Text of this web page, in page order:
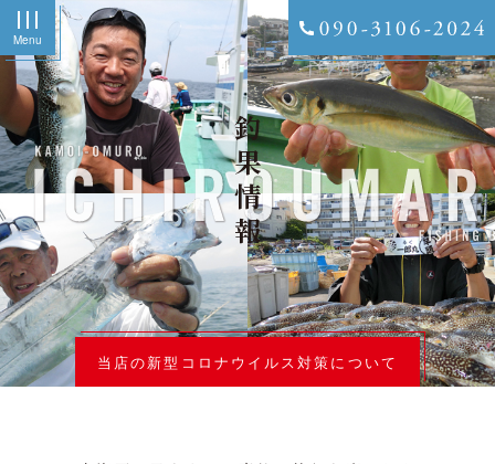
Menu
釣果情報
当店の新型コロナウイルス対策について